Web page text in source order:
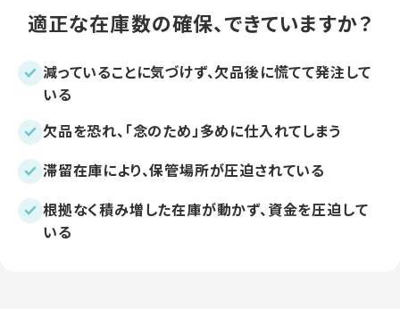
適正な在庫数の確保、できていますか？
減っていることに気づけず、欠品後に慌てて発注して
いる
欠品を恐れ、「念のため」多めに仕入れてしまう
滞留在庫により、保管場所が圧迫されている
根拠なく積み増した在庫が動かず、資金を圧迫して
いる